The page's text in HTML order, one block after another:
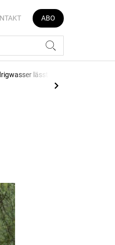
ABO
lässt Preise